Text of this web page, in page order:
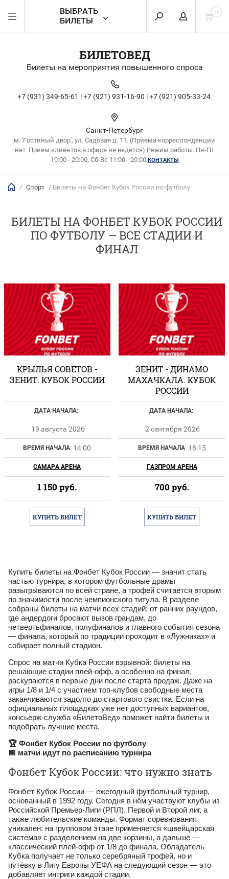
0
ВЫБРАТЬ
БИЛЕТЫ
БИЛЕТОВЕД
Билеты на мероприятия повышенного спроса
+7 (931) 349-65-61 | +7 (921) 931-16-90 | +7 (921) 905-33-24
Санкт-Петербург
м. 'Гостиный двор', ул. Садовая д. 11. (Приема корреспонденции
нет. Прием клиентов в офисе не ведется) Режим работы: Пн-Пт
10:00 - 20:00, Сб-Вс 11:00 - 20:00 КОНТАКТЫ
/ Спорт / Билеты на Фонбет Кубок России по футболу
БИЛЕТЫ НА ФОНБЕТ КУБОК РОССИИ
ПО ФУТБОЛУ — ВСЕ СТАДИИ И
ФИНАЛ
Купить билеты на Фонбет Кубок России — значит стать
частью турнира, в котором футбольные драмы
разыгрываются по всей стране, а трофей считается вторым
по значимости после чемпионского титула. В разделе
собраны билеты на матчи всех стадий: от ранних раундов,
где андердоги бросают вызов грандам, до
четвертьфиналов, полуфиналов и главного события сезона
— финала, который по традиции проходит в «Лужниках» и
собирает полный стадион.
Спрос на матчи Кубка России взрывной: билеты на
решающие стадии плей-офф, а особенно на финал,
раскупаются в первые дни после старта продаж. Даже на
игры 1/8 и 1/4 с участием топ-клубов свободные места
заканчиваются задолго до стартового свистка. Если на
официальных площадках уже нет доступных вариантов,
консьерж-служба «БилетоВед» поможет найти билеты и
подобрать лучшие места.
🏆 Фонбет Кубок России по футболу
📅 матчи идут по расписанию турнира
Фонбет Кубок России: что нужно знать
Фонбет Кубок России — ежегодный футбольный турнир,
основанный в 1992 году. Сегодня в нём участвуют клубы из
Российской Премьер-Лиги (РПЛ), Первой и Второй лиг, а
также любительские команды. Формат соревнования
уникален: на групповом этапе применяется «швейцарская
система» с разделением на две корзины, а дальше —
классический плей-офф от 1/8 до финала. Обладатель
Кубка получает не только серебряный трофей, но и
путёвку в Лигу Европы УЕФА на следующий сезон — это
добавляет интриги каждой стадии.
КРЫЛЬЯ СОВЕТОВ -
ЗЕНИТ. КУБОК РОССИИ
ДАТА НАЧАЛА:
19 августа 2026
ВРЕМЯ НАЧАЛА 14:00
САМАРА АРЕНА
1 150 руб.
КУПИТЬ БИЛЕТ
ЗЕНИТ - ДИНАМО
МАХАЧКАЛА. КУБОК
РОССИИ
ДАТА НАЧАЛА:
2 сентября 2026
ВРЕМЯ НАЧАЛА 18:15
ГАЗПРОМ АРЕНА
700 руб.
КУПИТЬ БИЛЕТ